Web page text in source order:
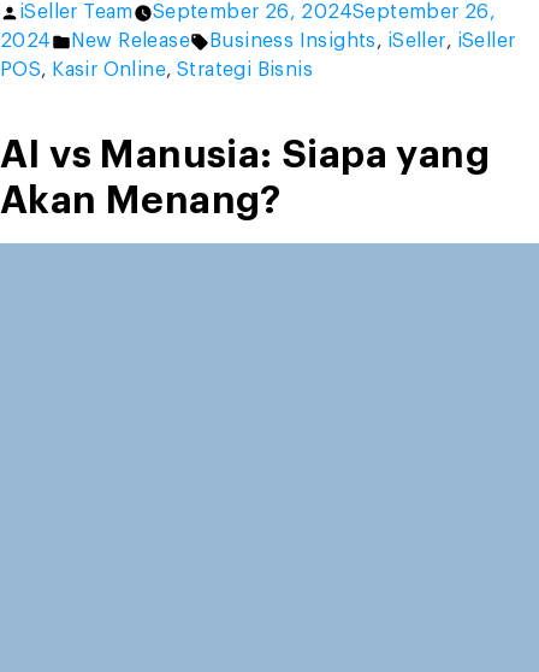
AI”
Posted
by
iSeller Team September 26, 2024September 26,
2024
Posted
in
New Release Tags:
Business Insights, iSeller, iSeller
POS, Kasir Online,Strategi Bisnis
AI vs Manusia: Siapa yang
Akan Menang?